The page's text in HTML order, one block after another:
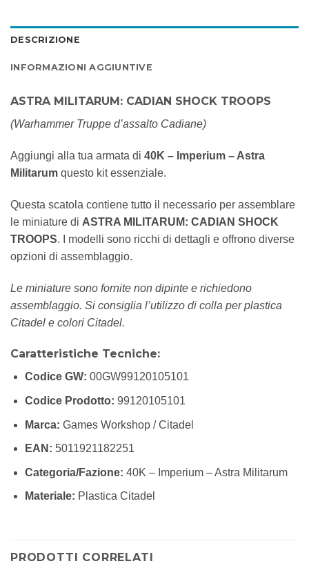
DESCRIZIONE
INFORMAZIONI AGGIUNTIVE
ASTRA MILITARUM: CADIAN SHOCK TROOPS
(Warhammer Truppe d’assalto Cadiane)
Aggiungi alla tua armata di 40K – Imperium – Astra
Militarum questo kit essenziale.
Questa scatola contiene tutto il necessario per assemblare
le miniature di ASTRA MILITARUM: CADIAN SHOCK
TROOPS. I modelli sono ricchi di dettagli e offrono diverse
opzioni di assemblaggio.
Le miniature sono fornite non dipinte e richiedono
assemblaggio. Si consiglia l’utilizzo di colla per plastica
Citadel e colori Citadel.
Caratteristiche Tecniche:
Codice GW: 00GW99120105101
Codice Prodotto: 99120105101
Marca: Games Workshop / Citadel
EAN: 5011921182251
Categoria/Fazione: 40K – Imperium – Astra Militarum
Materiale: Plastica Citadel
PRODOTTI CORRELATI